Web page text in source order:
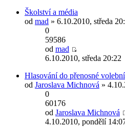
Školství a média
od mad » 6.10.2010, středa
0
59586
od mad
6.10.2010, středa 20:22
Hlasování do přenosné
od Jaroslava Michnová »
0
60176
od Jaroslava Michnová
4.10.2010, pondělí